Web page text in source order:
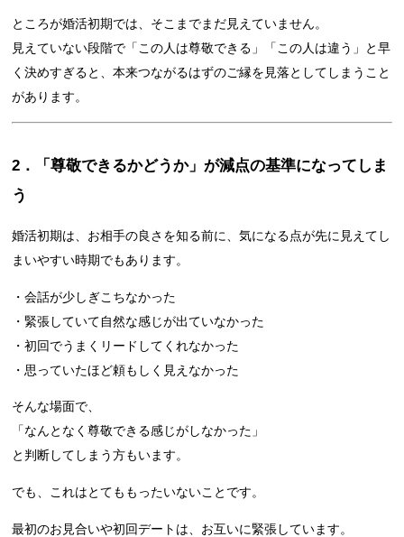
ところが婚活初期では、そこまでまだ見えていません。
見えていない段階で「この人は尊敬できる」「この人は違う」と早
く決めすぎると、本来つながるはずのご縁を見落としてしまうこと
があります。
2．「尊敬できるかどうか」が減点の基準になってしま
う
婚活初期は、お相手の良さを知る前に、気になる点が先に見えてし
まいやすい時期でもあります。
・会話が少しぎこちなかった
・緊張していて自然な感じが出ていなかった
・初回でうまくリードしてくれなかった
・思っていたほど頼もしく見えなかった
そんな場面で、
「なんとなく尊敬できる感じがしなかった」
と判断してしまう方もいます。
でも、これはとてももったいないことです。
最初のお見合いや初回デートは、お互いに緊張しています。